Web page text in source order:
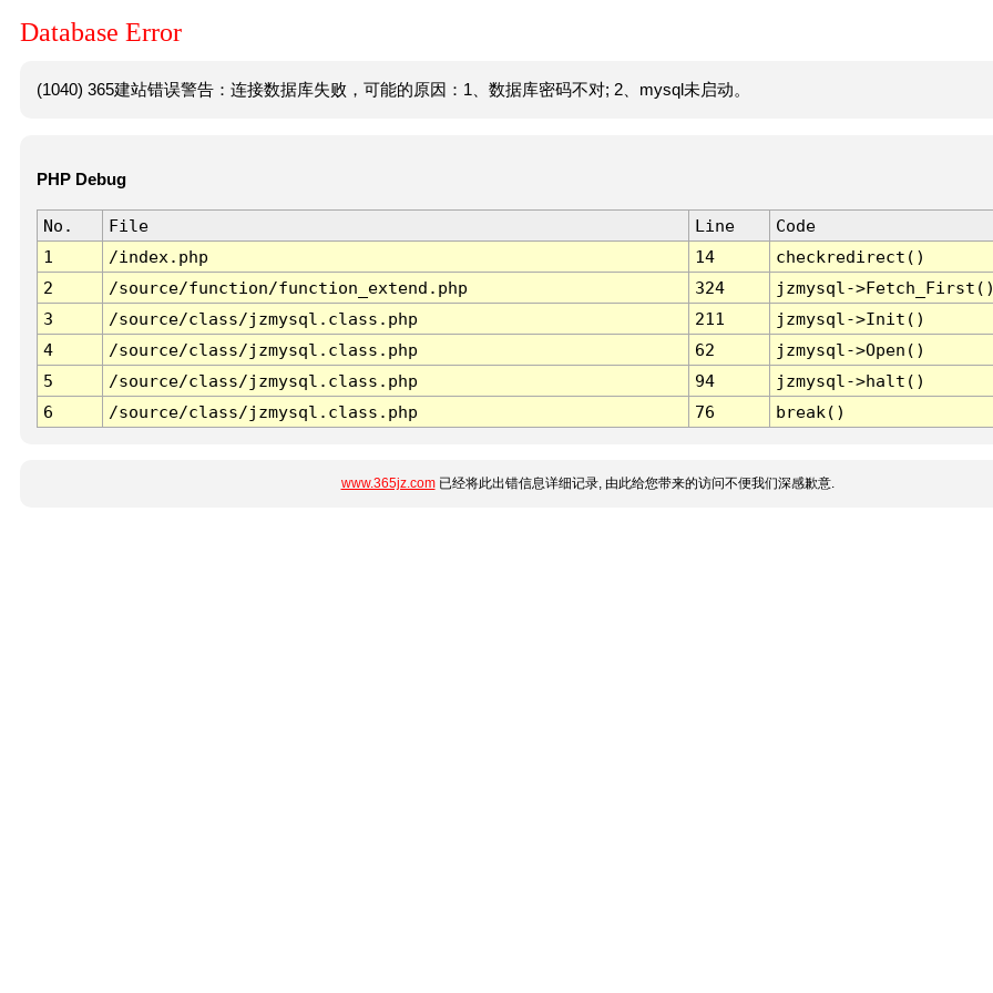
Database Error
(1040) 365建站错误警告：连接数据库失败，可能的原因：1、数据库密码不对; 2、mysql未启动。
PHP Debug
No. File Line
Code
1
/index.php 14
checkredirect()
2
/source/function/function_extend.php 324
jzmysql-
3
/source/class/jzmysql.class.php 211
jzmysql->Init()
4
/source/class/jzmysql.class.php 62
jzmysql->Open()
5
/source/class/jzmysql.class.php 94
jzmysql->halt()
6
/source/class/jzmysql.class.php 76 break()
www.365jz.com已经将此出错信息详细记录, 由此给您带来的访问不便我们深感歉意.